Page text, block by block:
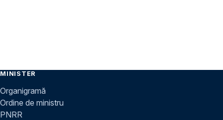
MINISTER
Organigramă
Ordine de ministru
PNRR